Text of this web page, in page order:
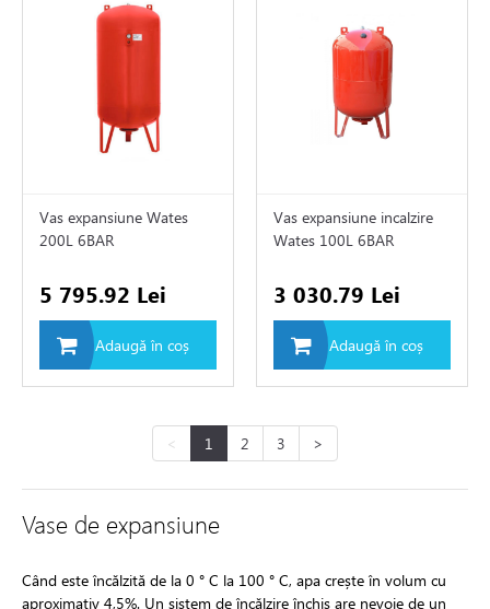
Vas expansiune Wates
200L 6BAR
5 795.92 Lei
Adaugă în coș
Vas expansiune incalzire
Wates 100L 6BAR
3 030.79 Lei
Adaugă în coș
< 1 2 3 >
Vase de expansiune
Când este încălzită de la 0 ° C la 100 ° C, apa crește în volum cu
aproximativ 4,5%. Un sistem de încălzire închis are nevoie de un